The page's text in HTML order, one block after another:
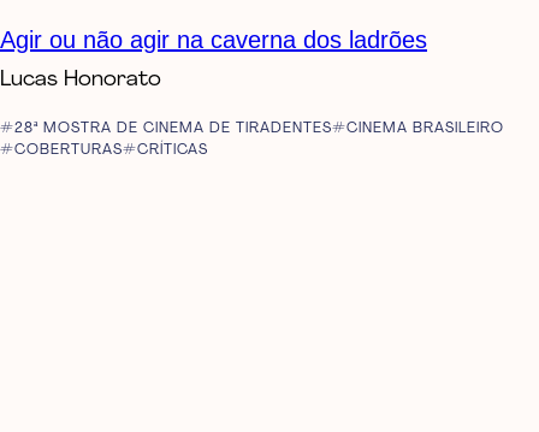
Agir ou não agir na caverna dos ladrões
Lucas Honorato
28ª MOSTRA DE CINEMA DE TIRADENTES
CINEMA BRASILEIRO
COBERTURAS
CRÍTICAS